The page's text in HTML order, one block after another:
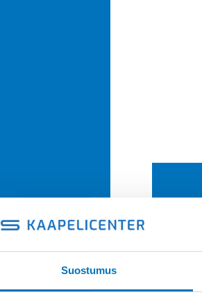
Suostumus